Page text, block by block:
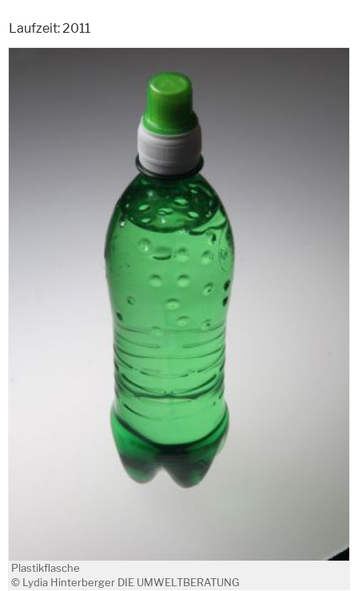
Laufzeit: 2011
Plastikflasche
© Lydia Hinterberger DIE UMWELTBERATUNG